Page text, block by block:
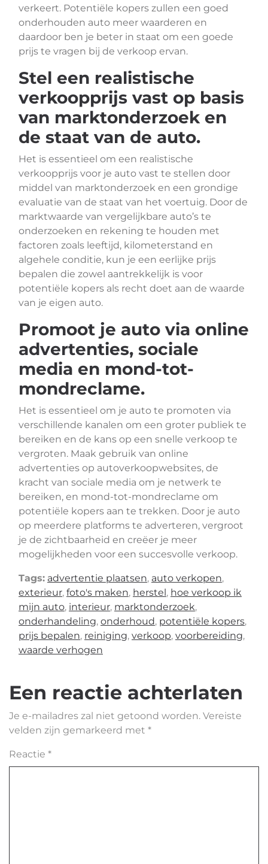
verkeert. Potentiële kopers zullen een goed
onderhouden auto meer waarderen en
daardoor ben je beter in staat om een goede
prijs te vragen bij de verkoop ervan.
Stel een realistische
verkoopprijs vast op basis
van marktonderzoek en
de staat van de auto.
Het is essentieel om een realistische
verkoopprijs voor je auto vast te stellen door
middel van marktonderzoek en een grondige
evaluatie van de staat van het voertuig. Door de
marktwaarde van vergelijkbare auto’s te
onderzoeken en rekening te houden met
factoren zoals leeftijd, kilometerstand en
algehele conditie, kun je een eerlijke prijs
bepalen die zowel aantrekkelijk is voor
potentiële kopers als recht doet aan de waarde
van je eigen auto.
Promoot je auto via online
advertenties, sociale
media en mond-tot-
mondreclame.
Het is essentieel om je auto te promoten via
verschillende kanalen om een groter publiek te
bereiken en de kans op een snelle verkoop te
vergroten. Maak gebruik van online
advertenties op autoverkoopwebsites, de
kracht van sociale media om je netwerk te
bereiken, en mond-tot-mondreclame om
potentiële kopers aan te trekken. Door je auto
op meerdere platforms te adverteren, vergroot
je de zichtbaarheid en creëer je meer
mogelijkheden voor een succesvolle verkoop.
Tags: advertentie plaatsen, auto verkopen,
exterieur, foto's maken, herstel, hoe verkoop ik
mijn auto, interieur, marktonderzoek,
onderhandeling, onderhoud, potentiële kopers,
prijs bepalen, reiniging, verkoop, voorbereiding,
waarde verhogen
Een reactie achterlaten
Je e-mailadres zal niet getoond worden. Vereiste
velden zijn gemarkeerd met *
Reactie *